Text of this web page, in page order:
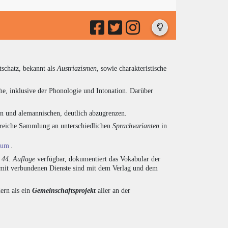
bekannt als Austriazismen , sowie charakteristische
inklusive der Phonologie und Intonation. Darüber
alemannischen, deutlich abzugrenzen.
Sammlung an unterschiedlichen Sprachvarianten in
44. Auflage verfügbar, dokumentiert das Vokabular der
verbundenen Dienste sind mit dem Verlag und dem
als ein Gemeinschaftsprojektaller an der